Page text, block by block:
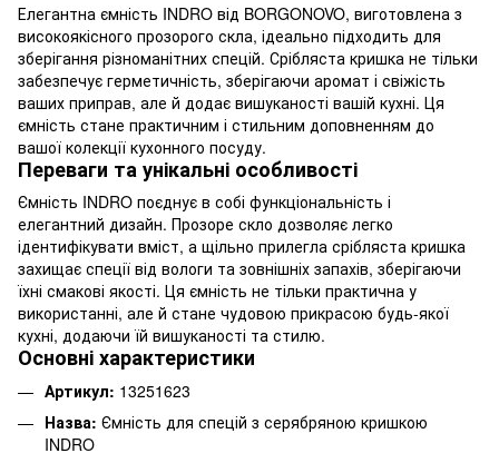
Елегантна ємність INDRO від BORGONOVO, виготовлена з
високоякісного прозорого скла, ідеально підходить для
зберігання різноманітних спецій. Срібляста кришка не тільки
забезпечує герметичність, зберігаючи аромат і свіжість
ваших приправ, але й додає вишуканості вашій кухні. Ця
ємність стане практичним і стильним доповненням до
вашої колекції кухонного посуду.
Переваги та унікальні особливості
Ємність INDRO поєднує в собі функціональність і
елегантний дизайн. Прозоре скло дозволяє легко
ідентифікувати вміст, а щільно прилегла срібляста кришка
захищає спеції від вологи та зовнішніх запахів, зберігаючи
їхні смакові якості. Ця ємність не тільки практична у
використанні, але й стане чудовою прикрасою будь-якої
кухні, додаючи їй вишуканості та стилю.
Основні характеристики
Артикул: 13251623
Назва: Ємність для спецій з серябряною кришкою
INDRO